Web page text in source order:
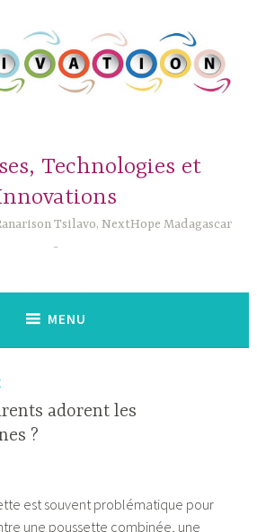
Technologies et
Tsilavo, NextHope Madagascar
MENU
adorent les
?
est souvent problématique pour
une poussette combinée, une